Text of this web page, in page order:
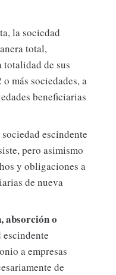
la sociedad
total,
de sus
más sociedades, a
beneficiarias
escindente
pero asimismo
y obligaciones a
de nueva
absorción o
escindente
a empresas
de